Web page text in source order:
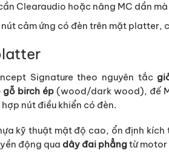
Clearaudio hoặc nâng MC dần
nút cảm ứng có đèn trên mặt platter,
Signature theo nguyên tắc
gỗ birch ép(wood/dark wood), đế
nút điều khiển có đèn.
kỹ thuật mật độ cao, ổn định kích
động qua dây đai phẳngtừ motor